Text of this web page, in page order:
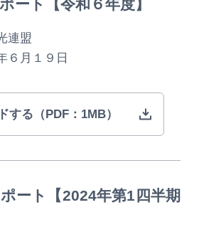
設一覧
制度
ルコース
リー
ート【令和６年度】
連盟
６月１９日
する（PDF：1MB）
ート【2024年第1四半期